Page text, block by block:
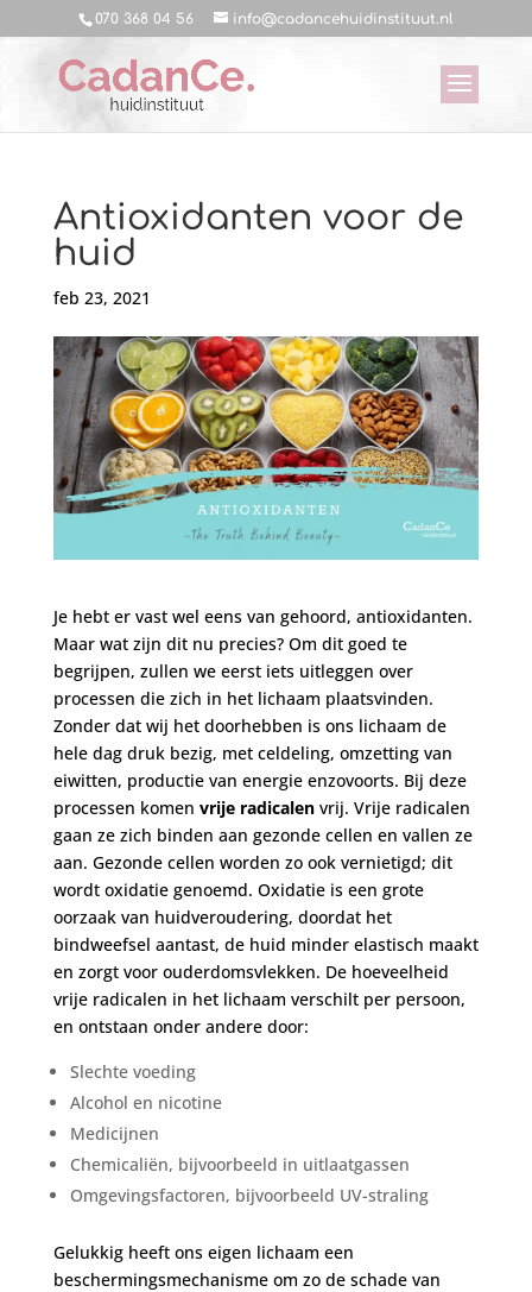
070 368 04 56 info@cadancehuidinstituut.nl
Antioxidanten voor de
huid
feb 23, 2021
Je hebt er vast wel eens van gehoord, antioxidanten.
Maar wat zijn dit nu precies? Om dit goed te
begrijpen, zullen we eerst iets uitleggen over
processen die zich in het lichaam plaatsvinden.
Zonder dat wij het doorhebben is ons lichaam de
hele dag druk bezig, met celdeling, omzetting van
eiwitten, productie van energie enzovoorts. Bij deze
processen komen vrije radicalenvrij. Vrije radicalen
gaan ze zich binden aan gezonde cellen en vallen ze
aan. Gezonde cellen worden zo ook vernietigd; dit
wordt oxidatie genoemd. Oxidatie is een grote
oorzaak van huidveroudering, doordat het
bindweefsel aantast, de huid minder elastisch maakt
en zorgt voor ouderdomsvlekken. De hoeveelheid
vrije radicalen in het lichaam verschilt per persoon,
en ontstaan onder andere door:
Slechte voeding
Alcohol en nicotine
Medicijnen
Chemicaliën, bijvoorbeeld in uitlaatgassen
Omgevingsfactoren, bijvoorbeeld UV-straling
Gelukkig heeft ons eigen lichaam een
beschermingsmechanisme om zo de schade van